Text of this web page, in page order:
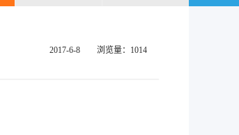
2017-6-8 浏览量：1014